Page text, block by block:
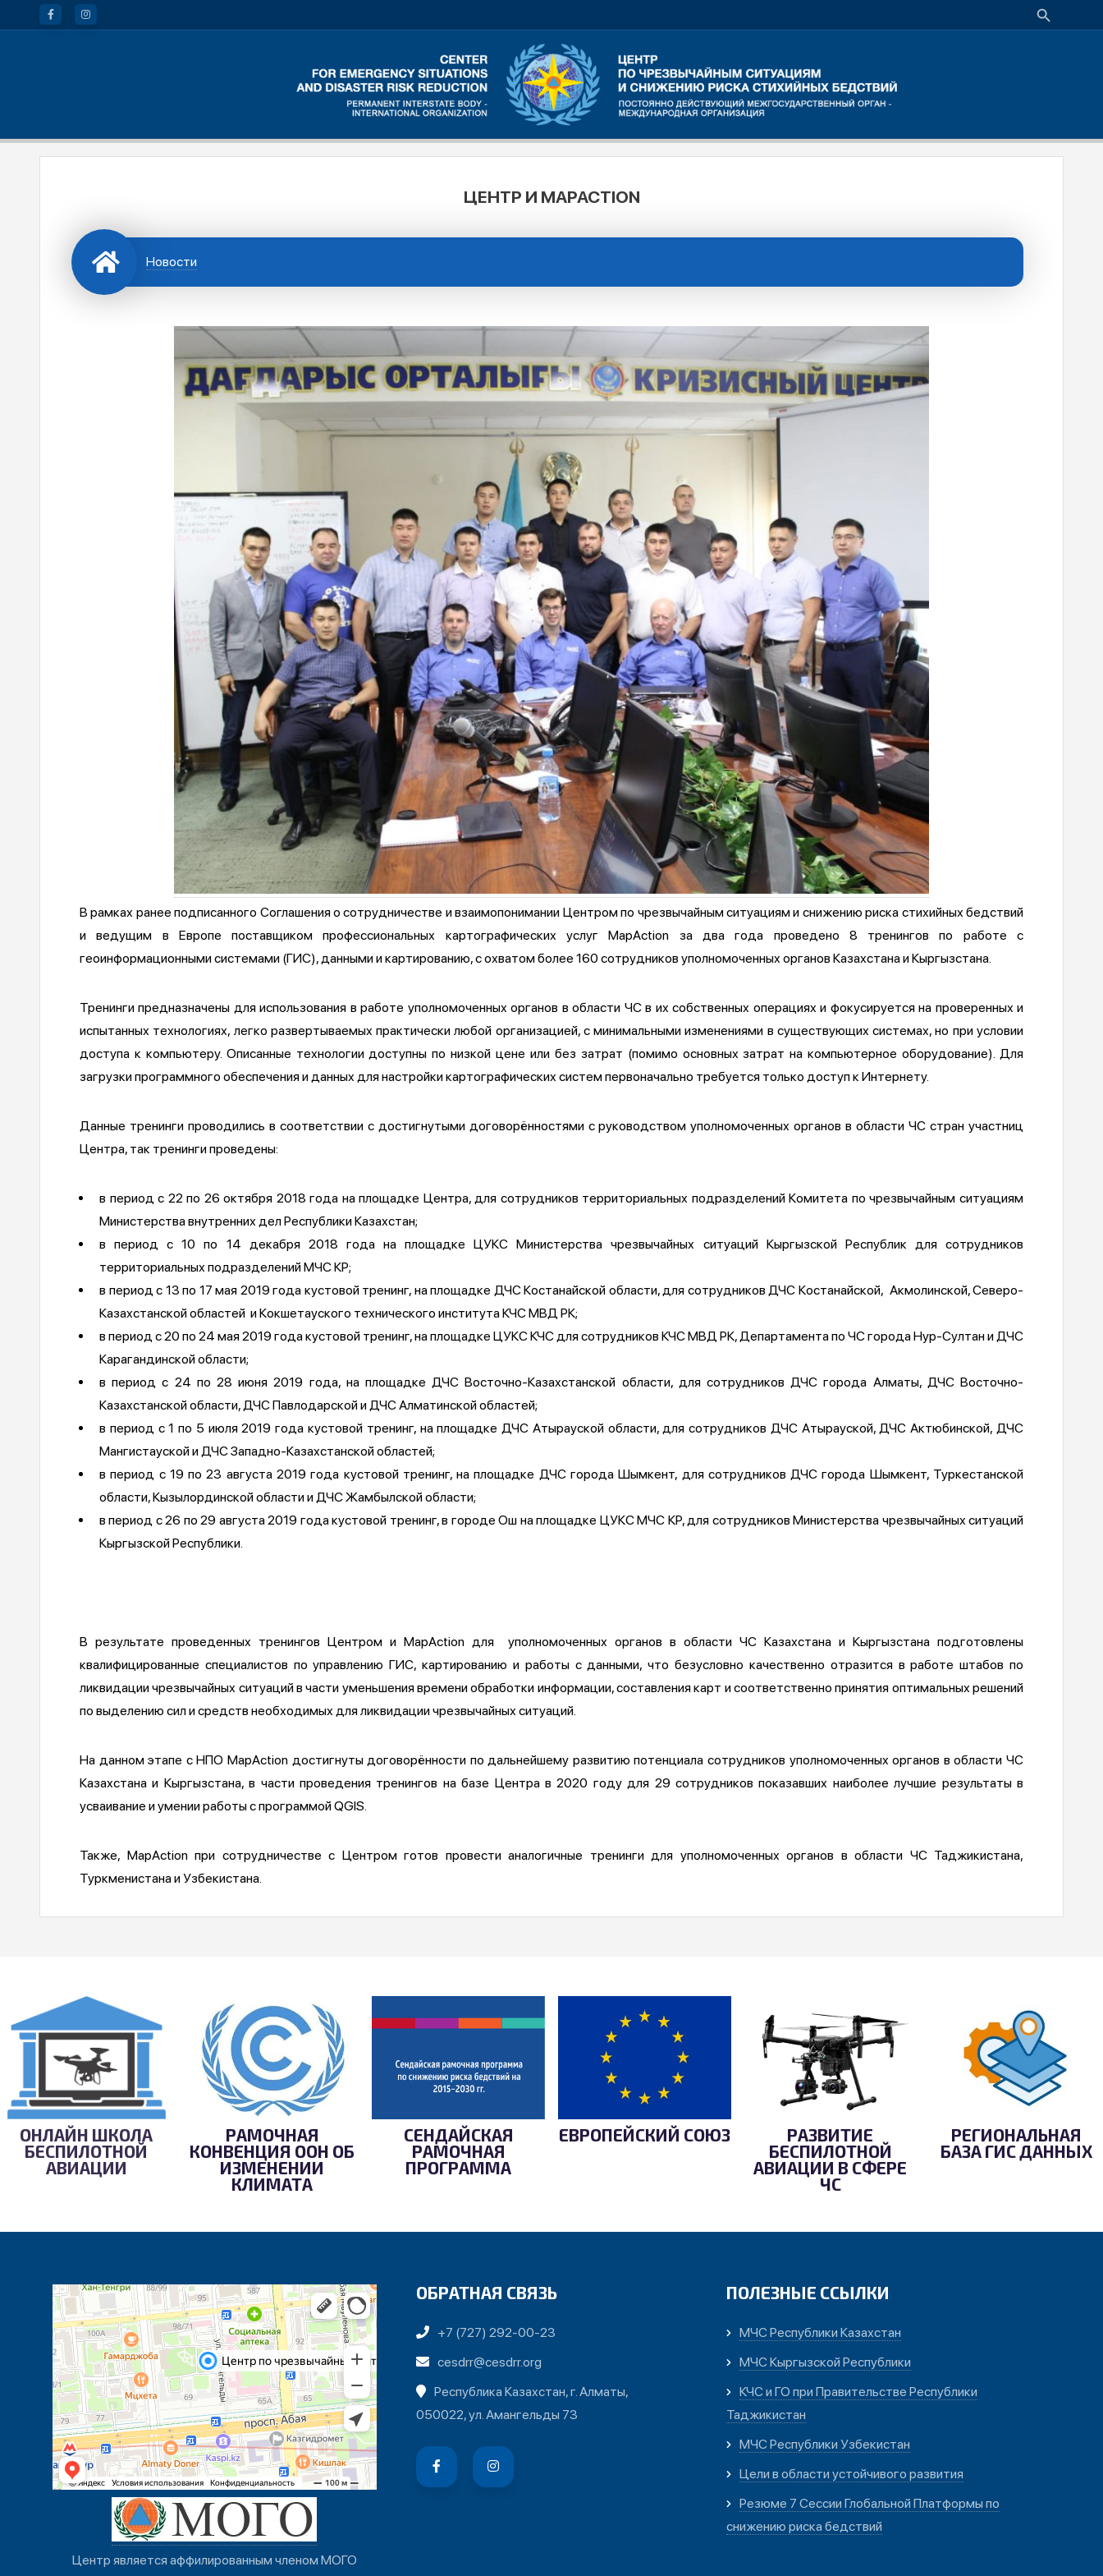
ЦЕНТР И MAPACTION
Новости
В рамках ранее подписанного Соглашения о сотрудничестве и взаимопонимании Центром по чрезвычайным ситуациям и снижению риска стихийных бедствий
и ведущим в Европе поставщиком профессиональных картографических услуг MapAction за два года проведено 8 тренингов по работе с
геоинформационными системами (ГИС), данными и картированию, с охватом более 160 сотрудников уполномоченных органов Казахстана и Кыргызстана.
Тренинги предназначены для использования в работе уполномоченных органов в области ЧС в их собственных операциях и фокусируется на проверенных и
испытанных технологиях, легко развертываемых практически любой организацией, с минимальными изменениями в существующих системах, но при условии
доступа к компьютеру. Описанные технологии доступны по низкой цене или без затрат (помимо основных затрат на компьютерное оборудование). Для
загрузки программного обеспечения и данных для настройки картографических систем первоначально требуется только доступ к Интернету.
Данные тренинги проводились в соответствии с достигнутыми договорённостями с руководством уполномоченных органов в области ЧС стран участниц
Центра, так тренинги проведены:
в период с 22 по 26 октября 2018 года на площадке Центра, для сотрудников территориальных подразделений Комитета по чрезвычайным ситуациям
Министерства внутренних дел Республики Казахстан;
в период с 10 по 14 декабря 2018 года на площадке ЦУКС Министерства чрезвычайных ситуаций Кыргызской Республик для сотрудников
территориальных подразделений МЧС КР;
в период с 13 по 17 мая 2019 года кустовой тренинг, на площадке ДЧС Костанайской области, для сотрудников ДЧС Костанайской, Акмолинской, Северо-
Казахстанской областей и Кокшетауского технического института КЧС МВД РК;
в период с 20 по 24 мая 2019 года кустовой тренинг, на площадке ЦУКС КЧС для сотрудников КЧС МВД РК, Департамента по ЧС города Нур-Султан и ДЧС
Карагандинской области;
в период с 24 по 28 июня 2019 года, на площадке ДЧС Восточно-Казахстанской области, для сотрудников ДЧС города Алматы, ДЧС Восточно-
Казахстанской области, ДЧС Павлодарской и ДЧС Алматинской областей;
в период с 1 по 5 июля 2019 года кустовой тренинг, на площадке ДЧС Атырауской области, для сотрудников ДЧС Атырауской, ДЧС Актюбинской, ДЧС
Мангистауской и ДЧС Западно-Казахстанской областей;
в период с 19 по 23 августа 2019 года кустовой тренинг, на площадке ДЧС города Шымкент, для сотрудников ДЧС города Шымкент, Туркестанской
области, Кызылординской области и ДЧС Жамбылской области;
в период с 26 по 29 августа 2019 года кустовой тренинг, в городе Ош на площадке ЦУКС МЧС КР, для сотрудников Министерства чрезвычайных ситуаций
Кыргызской Республики.
В результате проведенных тренингов Центром и MapAction для уполномоченных органов в области ЧС Казахстана и Кыргызстана подготовлены
квалифицированные специалистов по управлению ГИС, картированию и работы с данными, что безусловно качественно отразится в работе штабов по
ликвидации чрезвычайных ситуаций в части уменьшения времени обработки информации, составления карт и соответственно принятия оптимальных решений
по выделению сил и средств необходимых для ликвидации чрезвычайных ситуаций.
На данном этапе с НПО MapAction достигнуты договорённости по дальнейшему развитию потенциала сотрудников уполномоченных органов в области ЧС
Казахстана и Кыргызстана, в части проведения тренингов на базе Центра в 2020 году для 29 сотрудников показавших наиболее лучшие результаты в
усваивание и умении работы с программой QGIS.
Также, MapAction при сотрудничестве с Центром готов провести аналогичные тренинги для уполномоченных органов в области ЧС Таджикистана,
Туркменистана и Узбекистана.
ОНЛАЙН ШКОЛА
БЕСПИЛОТНОЙ
АВИАЦИИ
РАМОЧНАЯ
КОНВЕНЦИЯ ООН ОБ
ИЗМЕНЕНИИ
КЛИМАТА
СЕНДАЙСКАЯ
РАМОЧНАЯ
ПРОГРАММА
ЕВРОПЕЙСКИЙ СОЮЗ
РАЗВИТИЕ
БЕСПИЛОТНОЙ
АВИАЦИИ В СФЕРЕ
ЧС
РЕГИОНАЛЬНАЯ
БАЗА ГИС ДАННЫХ
Центр является аффилированным членом МОГО
ОБРАТНАЯ СВЯЗЬ
+7 (727) 292-00-23
cesdrr@cesdrr.org
Республика Казахстан, г. Алматы,
050022, ул. Амангельды 73
ПОЛЕЗНЫЕ ССЫЛКИ
МЧС Республики Казахстан
МЧС Кыргызской Республики
КЧС и ГО при Правительстве Республики
Таджикистан
МЧС Республики Узбекистан
Цели в области устойчивого развития
Резюме 7 Сессии Глобальной Платформы по
снижению риска бедствий